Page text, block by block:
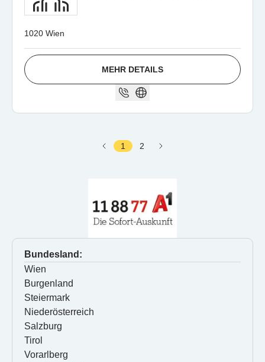
1020 Wien
MEHR DETAILS
1 2
Bundesland:
Wien
Burgenland
Steiermark
Niederösterreich
Salzburg
Tirol
Vorarlberg